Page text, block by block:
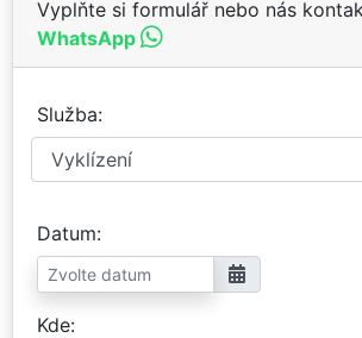
Vyplňte si formulář nebo nás
WhatsApp
Služba
Datum
Kde